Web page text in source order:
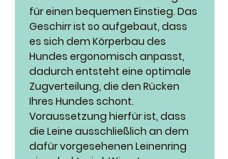
für einen bequemen Einstieg. Das
Geschirr ist so aufgebaut, dass
es sich dem Körperbau des
Hundes ergonomisch anpasst,
dadurch entsteht eine optimale
Zugverteilung, die den Rücken
Ihres Hundes schont.
Voraussetzung hierfür ist, dass
die Leine ausschließlich an dem
dafür vorgesehenen Leinenring